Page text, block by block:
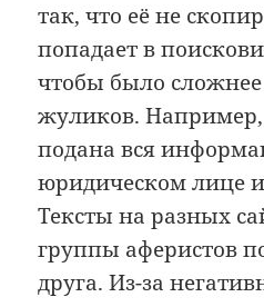
так, что её не
попадает в
чтобы было
жуликов. Например,
подана вся
юридическом лице
Тексты на разных
группы аферистов
друга. Из-за